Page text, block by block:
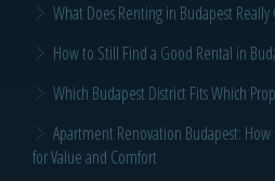
What Does Renting in Budapest Really
How to Still Find a Good Rental in
Which Budapest District Fits Which
Apartment Renovation Budapest:
for Value and Comfort